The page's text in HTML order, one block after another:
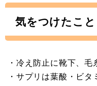
気をつけたこと
・冷え防止に靴下、毛
・サプリは葉酸・ビタ